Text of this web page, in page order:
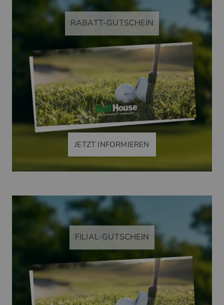
RABATT-GUTSCHEIN
JETZT INFORMIEREN
FILIAL-GUTSCHEIN